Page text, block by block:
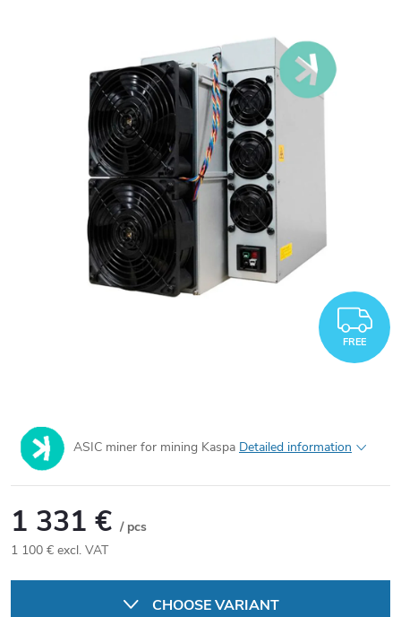
FREE
ASIC miner for mining Kaspa Detailed information
1 331 € / pcs
1 100 € excl. VAT
CHOOSE VARIANT